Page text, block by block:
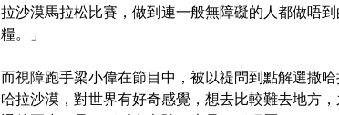
拉沙漠馬拉松比賽，做到連一般無障礙的人都做唔
糧。」
而視障跑手梁小偉在節目中，被以禔問到點解選撒
哈拉沙漠，對世界有好奇感覺，想去比較難去地方